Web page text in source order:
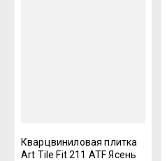
Кварцвиниловая плитка
Art Tile Fit 211 ATF Ясень